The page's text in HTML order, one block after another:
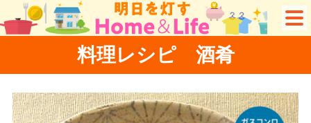
料理レシピ 酒肴